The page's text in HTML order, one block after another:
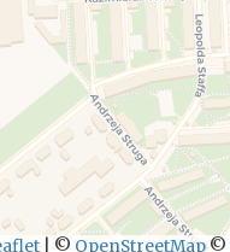
© OpenStreetMap©